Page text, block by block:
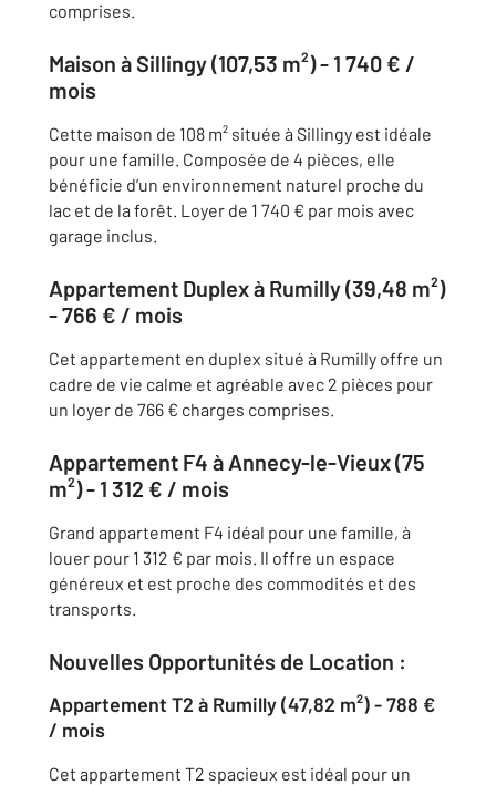
comprises.
Maison à Sillingy (107,53 m²) - 1 740 € /
mois
Cette maison de 108 m² située à Sillingy est idéale
pour une famille. Composée de 4 pièces, elle
bénéficie d’un environnement naturel proche du
lac et de la forêt. Loyer de 1 740 € par mois avec
garage inclus.
Appartement Duplex à Rumilly (39,48 m²)
- 766 € / mois
Cet appartement en duplex situé à Rumilly offre un
cadre de vie calme et agréable avec 2 pièces pour
un loyer de 766 € charges comprises.
Appartement F4 à Annecy-le-Vieux (75
m²) - 1 312 € / mois
Grand appartement F4 idéal pour une famille, à
louer pour 1 312 € par mois. Il offre un espace
généreux et est proche des commodités et des
transports.
Nouvelles Opportunités de Location :
Appartement T2 à Rumilly (47,82 m²) - 788 €
/ mois
Cet appartement T2 spacieux est idéal pour un